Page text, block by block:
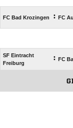
FC Bad Krozingen : FC
SF Eintracht
Freiburg
: FC